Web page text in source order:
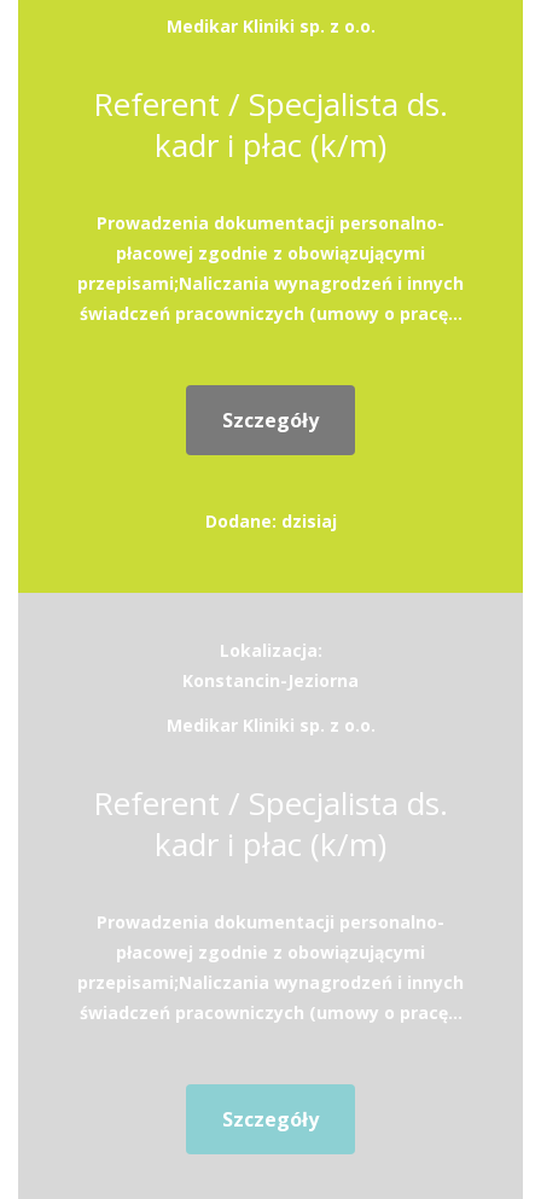
Medikar Kliniki sp. z o.o.
Referent / Specjalista ds.
kadr i płac (k/m)
Prowadzenia dokumentacji personalno-
płacowej zgodnie z obowiązującymi
przepisami;Naliczania wynagrodzeń i innych
świadczeń pracowniczych (umowy o pracę...
Szczegóły
Dodane: dzisiaj
Lokalizacja:
Konstancin-Jeziorna
Medikar Kliniki sp. z o.o.
Referent / Specjalista ds.
kadr i płac (k/m)
Prowadzenia dokumentacji personalno-
płacowej zgodnie z obowiązującymi
przepisami;Naliczania wynagrodzeń i innych
świadczeń pracowniczych (umowy o pracę...
Szczegóły